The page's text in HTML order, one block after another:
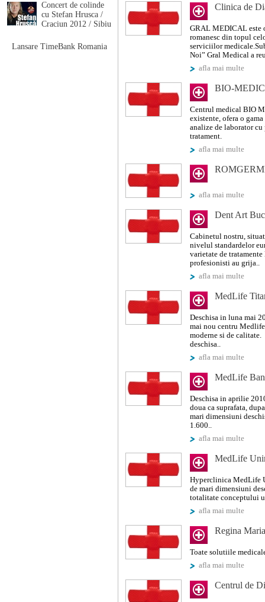
Concert de colinde
cu Stefan Hrusca /
Craciun 2012 / Sibiu
Lansare TimeBank Romania
Clinica de
GRAL MEDICAL este
romanesc din topul
serviciilor
Noi” Gral Medical a
afla mai multe
BIO-
Centrul medical BIO
existente, ofera o
analize de laborator
tratament.
afla mai multe
afla mai multe
Dent Art
Cabinetul nostru,
nivelul standardelor
varietate de
profesionisti au grija..
afla mai multe
MedLife
Deschisa in luna mai
mai nou centru
moderne si de
deschisa..
afla mai multe
MedLife
Deschisa in aprilie
doua ca suprafata,
mari dimensiuni
1.600..
afla mai multe
MedLife
Hyperclinica MedLife
de mari dimensiuni
totalitate conceptului
afla mai multe
Regina
Toate solutiile
afla mai multe
Centrul de